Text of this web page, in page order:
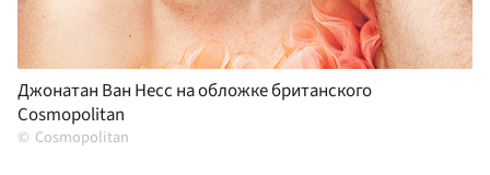
Джонатан Ван Несс на обложке британского
Cosmopolitan
Cosmopolitan